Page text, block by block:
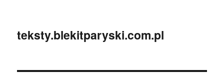
teksty.blekitparyski.com.pl